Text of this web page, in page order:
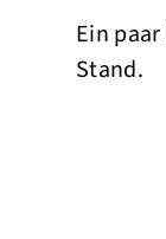
Ein
Stand.